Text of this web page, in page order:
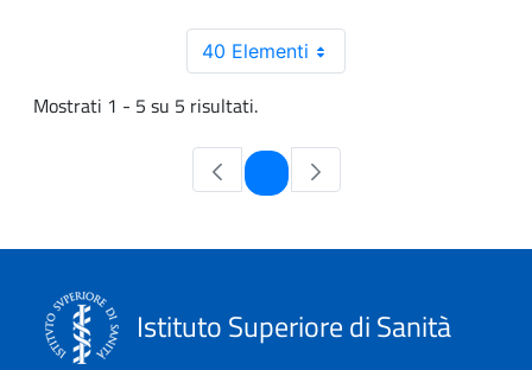
40 Elementi
Mostrati 1 - 5 su 5 risultati.
Pagina
Istituto Superiore di Sanità